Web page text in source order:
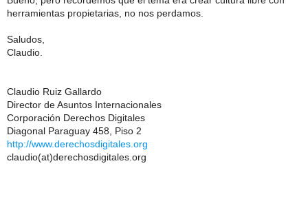
herramientas propietarias, no nos perdamos.
Saludos,
Claudio.
Claudio Ruiz Gallardo
Director de Asuntos Internacionales
Corporación Derechos Digitales
Diagonal Paraguay 458, Piso 2
http://www.derechosdigitales.org
claudio(at)derechosdigitales.org